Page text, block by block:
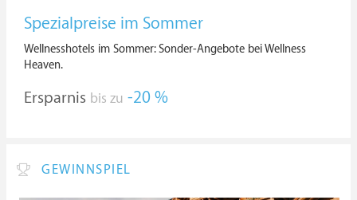
Spezialpreise im Sommer
Wellnesshotels im Sommer: Sonder-Angebote bei Wellness
Heaven.
Ersparnis bis zu -20 %
GEWINNSPIEL